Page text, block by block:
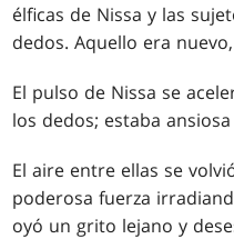
élficas de Nissa y las
dedos. Aquello era
El pulso de Nissa se
los dedos; estaba
El aire entre ellas se
poderosa fuerza
oyó un grito lejano y